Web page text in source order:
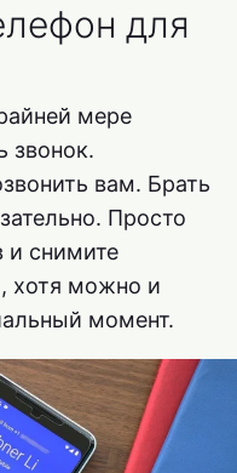
для
мере
звонок.
вам. Брать
Просто
и снимите
хотя можно и
момент.